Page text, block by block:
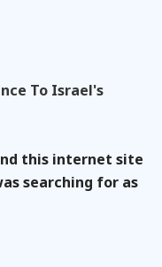
To Israel's
this internet site
searching for as